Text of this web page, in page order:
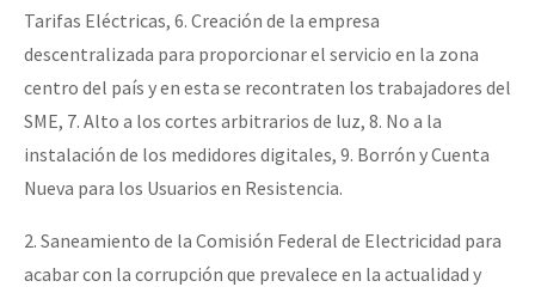
Tarifas Eléctricas, 6. Creación de la empresa
descentralizada para proporcionar el servicio en la zona
centro del país y en esta se recontraten los trabajadores del
SME, 7. Alto a los cortes arbitrarios de luz, 8. No a la
instalación de los medidores digitales, 9. Borrón y Cuenta
Nueva para los Usuarios en Resistencia.
2. Saneamiento de la Comisión Federal de Electricidad para
acabar con la corrupción que prevalece en la actualidad y